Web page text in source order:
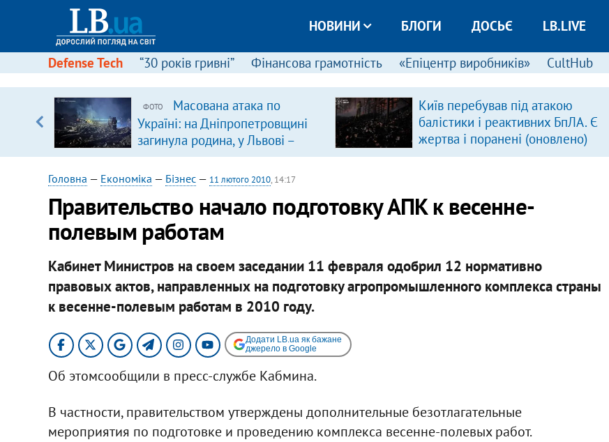
НОВИНИ БЛОГИ ДОСЬЄ LB.LIVE
Defense Tech “30 років гривні” Фінансова грамотність «Епіцентр виробників» CultHub
ФОТО
Масована атака по
Україні: на Дніпропетровщині
загинула родина, у Львові –
удар по багатоповерхівках
(доповнюється)
Київ перебував під атакою
балістики і реактивних БпЛА. Є
жертва і поранені (оновлено)
Головна — Економіка — Бізнес— 11 лютого 2010, 14:17
Правительство начало подготовку АПК к весенне-
полевым работам
Кабинет Министров на своем заседании 11 февраля одобрил 12 нормативно
правовых актов, направленных на подготовку агропромышленного комплекса страны
к весенне-полевым работам в 2010 году.
Додати LB.ua як бажане
джерело в Google
Об этомсообщили в пресс-службе Кабмина.
В частности, правительством утверждены дополнительные безотлагательные
мероприятия по подготовке и проведению комплекса весенне-полевых работ.